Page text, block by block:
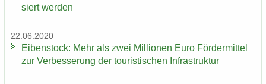
siert wer­den
22.06.2020
Ei­ben­stock: Mehr als zwei Mil­lio­nen Euro För­der­mit­tel
zur Ver­bes­se­rung der tou­ris­ti­schen In­fra­struk­tur